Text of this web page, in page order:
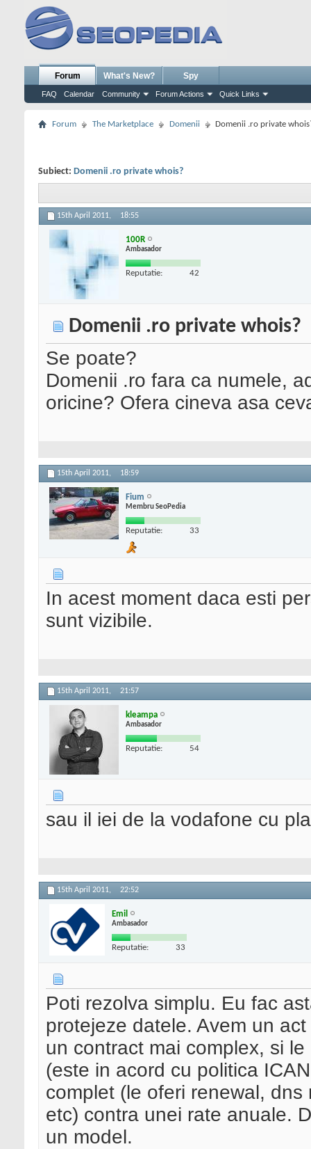
Forum
FAQ Calendar Community Forum Actions Quick Links
What's New? Spy
Forum The Marketplace Domenii Domenii .ro private
Subiect: Domenii .ro private whois?
15th April 2011, 18:55
100R
Ambasador
Reputatie: 42
Domenii .ro private whois?
Se poate?
Domenii .ro fara ca numele,
oricine? Ofera cineva asa
15th April 2011, 18:59
Fium
Membru SeoPedia
Reputatie: 33
In acest moment daca esti
sunt vizibile.
15th April 2011, 21:57
kleampa
Ambasador
Reputatie: 54
sau il iei de la vodafone cu
15th April 2011, 22:52
Emil
Ambasador
Reputatie: 33
Poti rezolva simplu. Eu fac
protejeze datele. Avem un
un contract mai complex, si
(este in acord cu politica
complet (le oferi renewal,
etc) contra unei rate anuale.
un model.